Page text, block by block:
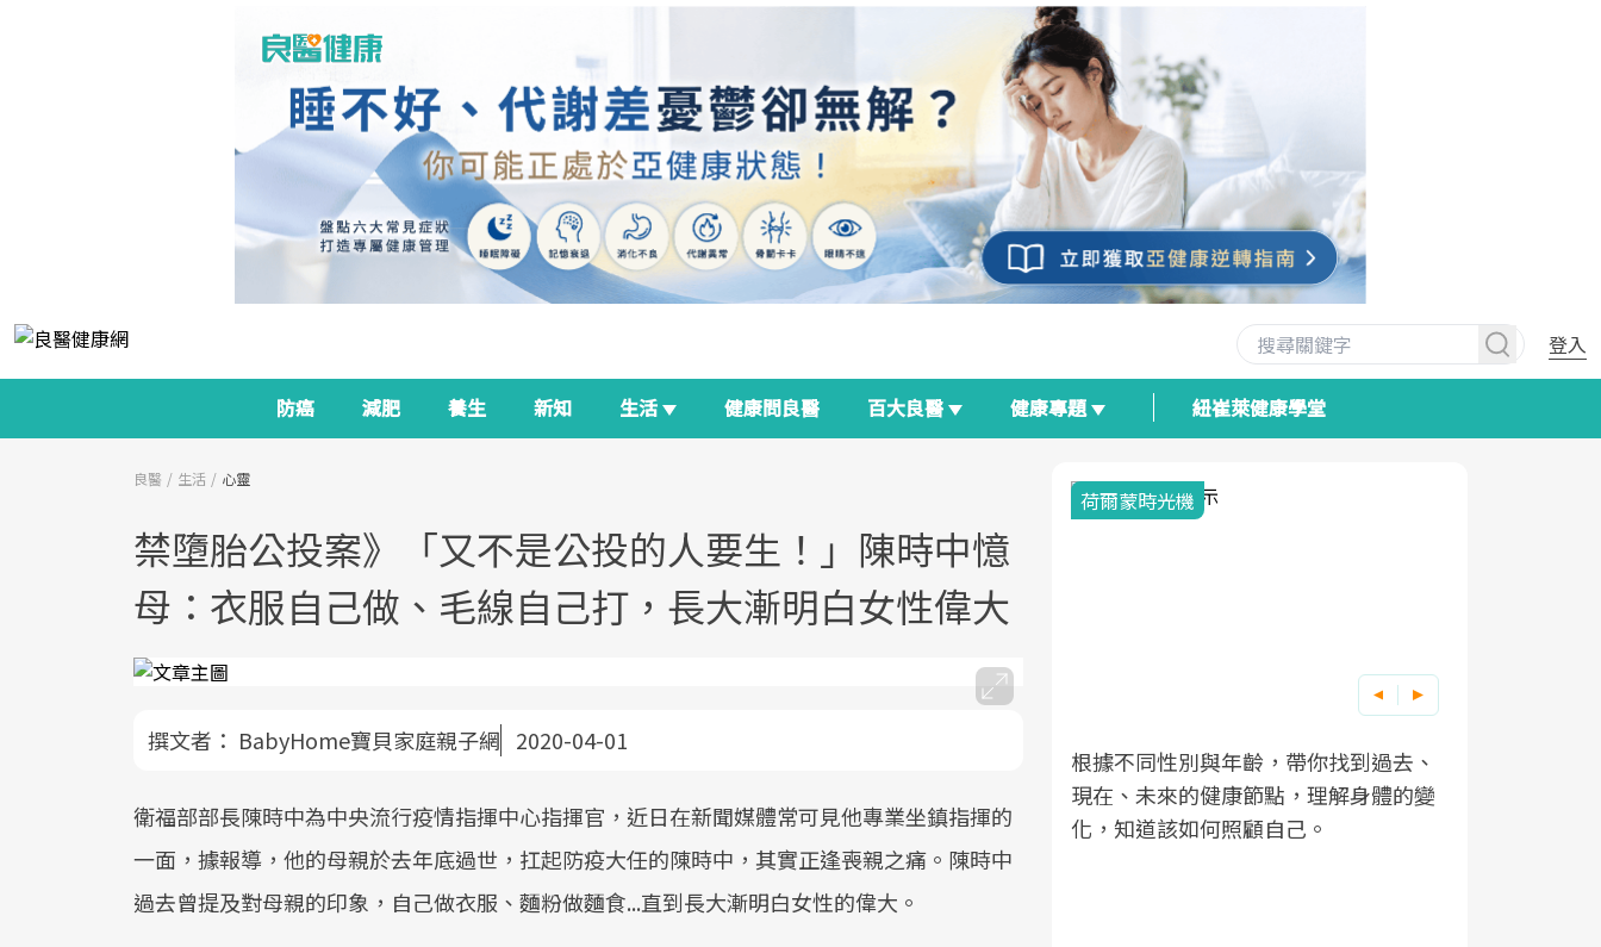
登入
防癌 減肥 養生 新知 生活 健康問良醫 百大良醫 健康專題 紐崔萊健康學堂
良醫 生活 心靈
禁墮胎公投案》「又不是公投的人要生！」陳時中憶
母：衣服自己做、毛線自己打，長大漸明白女性偉大
撰文者： BabyHome寶貝家庭親子網 2020-04-01
衛福部部長陳時中為中央流行疫情指揮中心指揮官，近日在新聞媒體常可見他專業坐鎮指揮的
一面，據報導，他的母親於去年底過世，扛起防疫大任的陳時中，其實正逢喪親之痛。陳時中
過去曾提及對母親的印象，自己做衣服、麵粉做麵食...直到長大漸明白女性的偉大。
政策如「健康台灣推動委員會」與「長
照3.0」的推進，「預防醫學」已成全民
關注的核心議題。然而，健檢不只是醫
全面啟動你的健康革命！
建立對亞健康的認知，進而引導實際的
改善行動。
荷爾蒙時光機
根據不同性別與年齡，帶你找到過去、
現在、未來的健康節點，理解身體的變
化，知道該如何照顧自己。